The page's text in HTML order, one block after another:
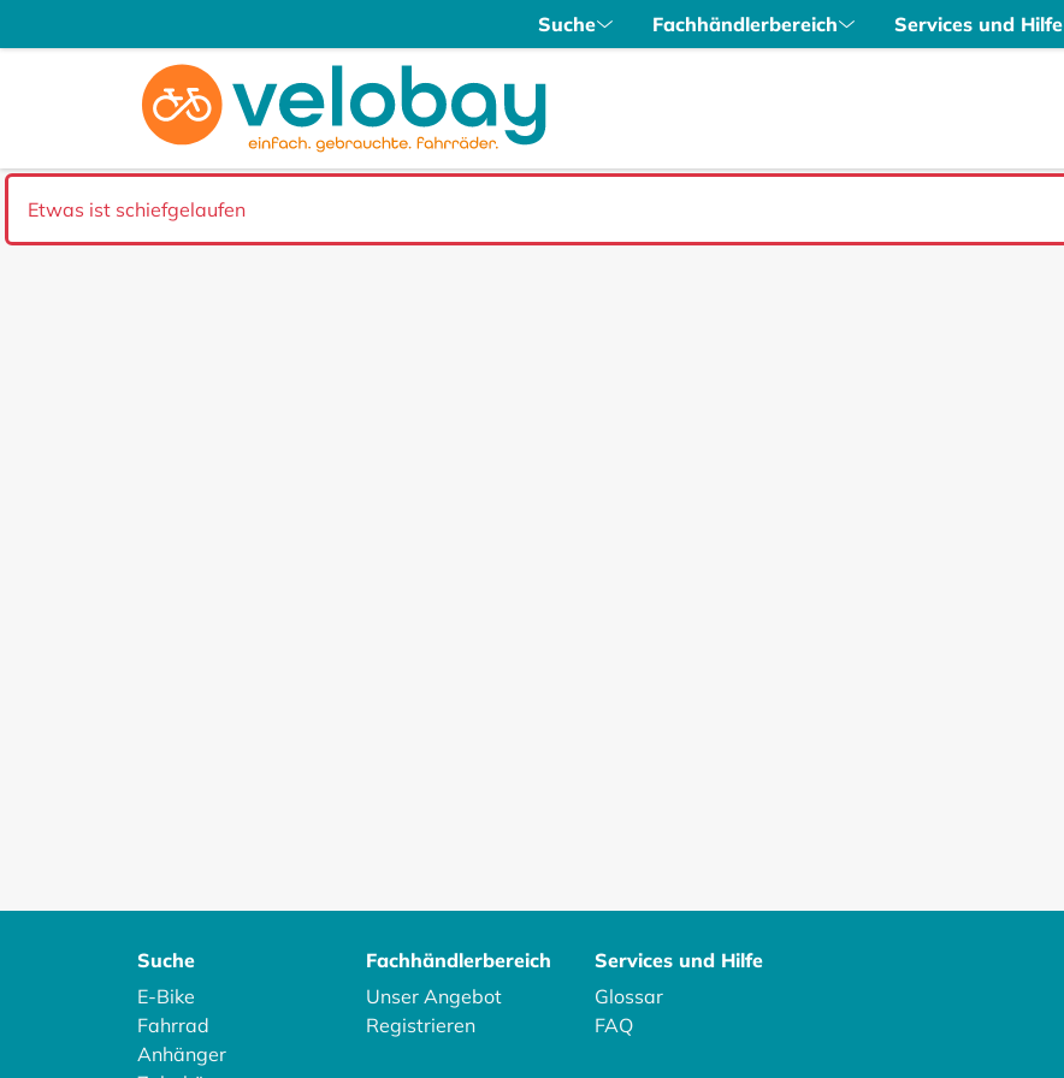
Suche Fachhändlerbereich Services und Hilfe
Etwas ist schiefgelaufen
Suche
E-Bike
Fahrrad
Anhänger
Fachhändlerbereich
Unser Angebot
Registrieren
Services und Hilfe
Glossar
FAQ